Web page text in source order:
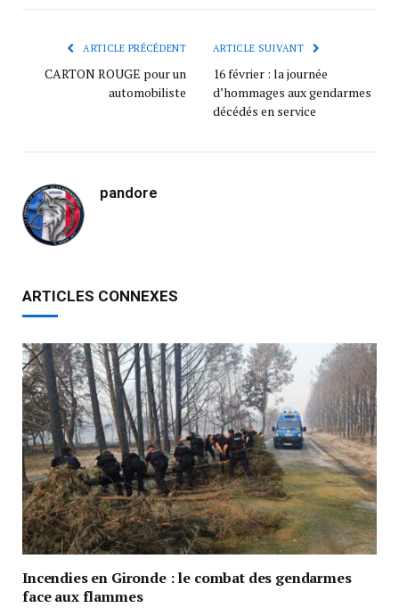
ARTICLE PRÉCÉDENT
CARTON ROUGE pour un
automobiliste
ARTICLE SUIVANT
16 février : la journée
d’hommages aux gendarmes
décédés en service
pandore
ARTICLES CONNEXES
Incendies en Gironde : le combat des gendarmes
face aux flammes